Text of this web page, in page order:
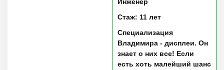
Инженер
Стаж: 11 лет
Специализация
Владимира - дисплеи. Он
знает о них все! Если
есть хоть малейший шанс